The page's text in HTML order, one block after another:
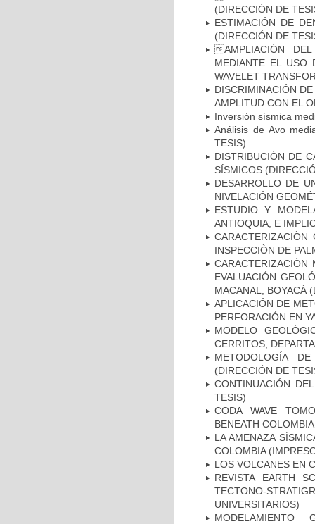
(DIRECCIÓN DE
ESTIMACIÓN DE
(DIRECCIÓN DE
AMPLIACIÓN DEL
MEDIANTE EL USO
WAVELET
DISCRIMINACIÓN
AMPLITUD CON EL
Inversión sísmica
Análisis de Avo
TESIS)
DISTRIBUCIÓN DE
SÍSMICOS
DESARROLLO DE
NIVELACIÓN
ESTUDIO Y
ANTIOQUIA, E
INSPECCIÒN DE
CARACTERIZACIÓN
EVALUACIÓN
MACANAL, BOYACÁ
APLICACIÓN DE
PERFORACIÓN EN
MODELO
CERRITOS,
METODOLOGÍA
(DIRECCIÓN DE
CONTINUACIÓN
TESIS)
CODA WAVE
BENEATH
LA AMENAZA
COLOMBIA
LOS VOLCANES EN
REVISTA EARTH
TECTONO-
UNIVERSITARIOS)
MODELAMIENTO